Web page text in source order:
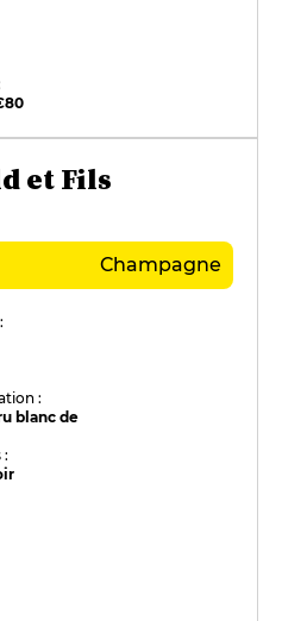
et Fils
Champagne
:
blanc de
: